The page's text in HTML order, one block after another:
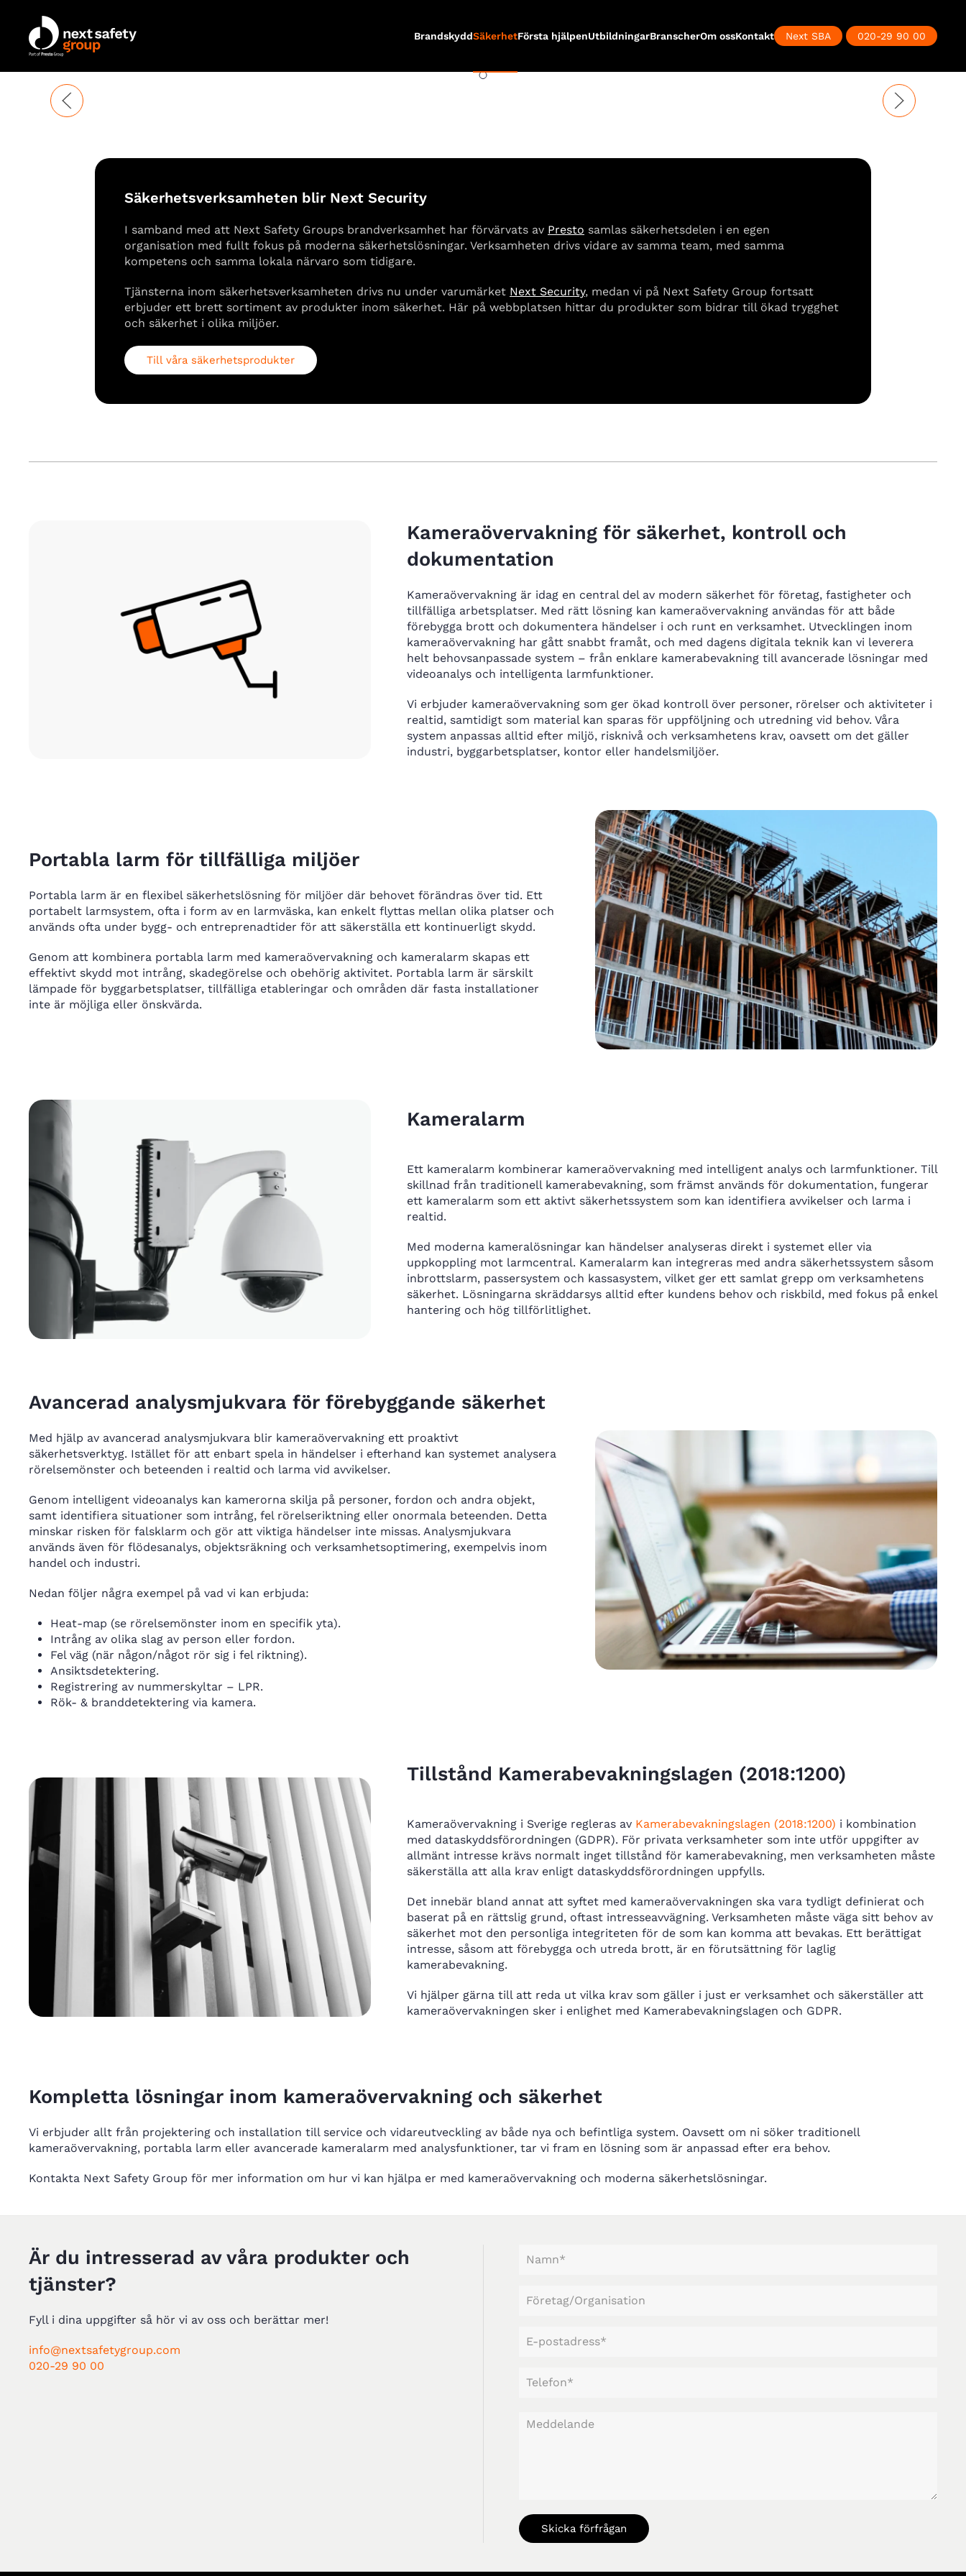
Skip to main content BrandskyddSäkerhetFörsta hjälpenUtbildningarBranscherOm ossKontakt Next SBA 020-29 90 00
Säkerhetsverksamheten blir Next Security
I samband med att Next Safety Groups brandverksamhet har förvärvats av Presto samlas säkerhetsdelen i en egen
organisation med fullt fokus på moderna säkerhetslösningar. Verksamheten drivs vidare av samma team, med samma
kompetens och samma lokala närvaro som tidigare.
Tjänsterna inom säkerhetsverksamheten drivs nu under varumärket Next Security, medan vi på Next Safety Group fortsatt
erbjuder ett brett sortiment av produkter inom säkerhet. Här på webbplatsen hittar du produkter som bidrar till ökad trygghet
och säkerhet i olika miljöer.
Till våra säkerhetsprodukter
Kameraövervakning för säkerhet, kontroll och
dokumentation
Kameraövervakning är idag en central del av modern säkerhet för företag, fastigheter och
tillfälliga arbetsplatser. Med rätt lösning kan kameraövervakning användas för att både
förebygga brott och dokumentera händelser i och runt en verksamhet. Utvecklingen inom
kameraövervakning har gått snabbt framåt, och med dagens digitala teknik kan vi leverera
helt behovsanpassade system – från enklare kamerabevakning till avancerade lösningar med
videoanalys och intelligenta larmfunktioner.
Vi erbjuder kameraövervakning som ger ökad kontroll över personer, rörelser och aktiviteter i
realtid, samtidigt som material kan sparas för uppföljning och utredning vid behov. Våra
system anpassas alltid efter miljö, risknivå och verksamhetens krav, oavsett om det gäller
industri, byggarbetsplatser, kontor eller handelsmiljöer.
Portabla larm för tillfälliga miljöer
Portabla larm är en flexibel säkerhetslösning för miljöer där behovet förändras över tid. Ett
portabelt larmsystem, ofta i form av en larmväska, kan enkelt flyttas mellan olika platser och
används ofta under bygg- och entreprenadtider för att säkerställa ett kontinuerligt skydd.
Genom att kombinera portabla larm med kameraövervakning och kameralarm skapas ett
effektivt skydd mot intrång, skadegörelse och obehörig aktivitet. Portabla larm är särskilt
lämpade för byggarbetsplatser, tillfälliga etableringar och områden där fasta installationer
inte är möjliga eller önskvärda.
Kameralarm
Ett kameralarm kombinerar kameraövervakning med intelligent analys och larmfunktioner. Till
skillnad från traditionell kamerabevakning, som främst används för dokumentation, fungerar
ett kameralarm som ett aktivt säkerhetssystem som kan identifiera avvikelser och larma i
realtid.
Med moderna kameralösningar kan händelser analyseras direkt i systemet eller via
uppkoppling mot larmcentral. Kameralarm kan integreras med andra säkerhetssystem såsom
inbrottslarm, passersystem och kassasystem, vilket ger ett samlat grepp om verksamhetens
säkerhet. Lösningarna skräddarsys alltid efter kundens behov och riskbild, med fokus på enkel
hantering och hög tillförlitlighet.
Avancerad analysmjukvara för förebyggande säkerhet
Med hjälp av avancerad analysmjukvara blir kameraövervakning ett proaktivt
säkerhetsverktyg. Istället för att enbart spela in händelser i efterhand kan systemet analysera
rörelsemönster och beteenden i realtid och larma vid avvikelser.
Genom intelligent videoanalys kan kamerorna skilja på personer, fordon och andra objekt,
samt identifiera situationer som intrång, fel rörelseriktning eller onormala beteenden. Detta
minskar risken för falsklarm och gör att viktiga händelser inte missas. Analysmjukvara
används även för flödesanalys, objektsräkning och verksamhetsoptimering, exempelvis inom
handel och industri.
Nedan följer några exempel på vad vi kan erbjuda:
Heat-map (se rörelsemönster inom en specifik yta).
Intrång av olika slag av person eller fordon.
Fel väg (när någon/något rör sig i fel riktning).
Ansiktsdetektering.
Registrering av nummerskyltar – LPR.
Rök- & branddetektering via kamera.
Tillstånd Kamerabevakningslagen (2018:1200)
Kameraövervakning i Sverige regleras av Kamerabevakningslagen (2018:1200) i kombination
med dataskyddsförordningen (GDPR). För privata verksamheter som inte utför uppgifter av
allmänt intresse krävs normalt inget tillstånd för kamerabevakning, men verksamheten måste
säkerställa att alla krav enligt dataskyddsförordningen uppfylls.
Det innebär bland annat att syftet med kameraövervakningen ska vara tydligt definierat och
baserat på en rättslig grund, oftast intresseavvägning. Verksamheten måste väga sitt behov av
säkerhet mot den personliga integriteten för de som kan komma att bevakas. Ett berättigat
intresse, såsom att förebygga och utreda brott, är en förutsättning för laglig
kamerabevakning.
Vi hjälper gärna till att reda ut vilka krav som gäller i just er verksamhet och säkerställer att
kameraövervakningen sker i enlighet med Kamerabevakningslagen och GDPR.
Kompletta lösningar inom kameraövervakning och säkerhet
Vi erbjuder allt från projektering och installation till service och vidareutveckling av både nya och befintliga system. Oavsett om ni söker traditionell
kameraövervakning, portabla larm eller avancerade kameralarm med analysfunktioner, tar vi fram en lösning som är anpassad efter era behov.
Kontakta Next Safety Group för mer information om hur vi kan hjälpa er med kameraövervakning och moderna säkerhetslösningar.
Är du intresserad av våra produkter och
tjänster?
Fyll i dina uppgifter så hör vi av oss och berättar mer!
info@nextsafetygroup.com
020-29 90 00
Skicka förfrågan